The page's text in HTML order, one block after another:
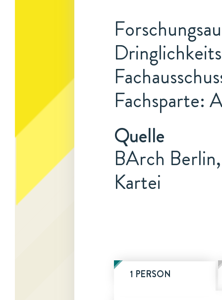
Fachsparte:
Quelle
BArch
Kartei
1 PERSON